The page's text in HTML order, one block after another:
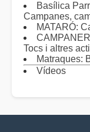
Basílica
Campanes,
MATARÓ:
Tocs i altres
Matraques:
Vídeos